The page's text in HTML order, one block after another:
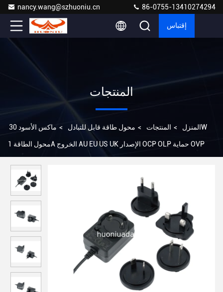
nancy.wang@szhuoniu.cn 86-0755-13410274294
إقتباس
المنتجات
المنزل > المنتجات > محول طاقة قابل للتبادل > ماكس الأسود 30W
محول الطاقة 1A الخروج AU EU US UK الإصدار OCP OLP حماية OVP